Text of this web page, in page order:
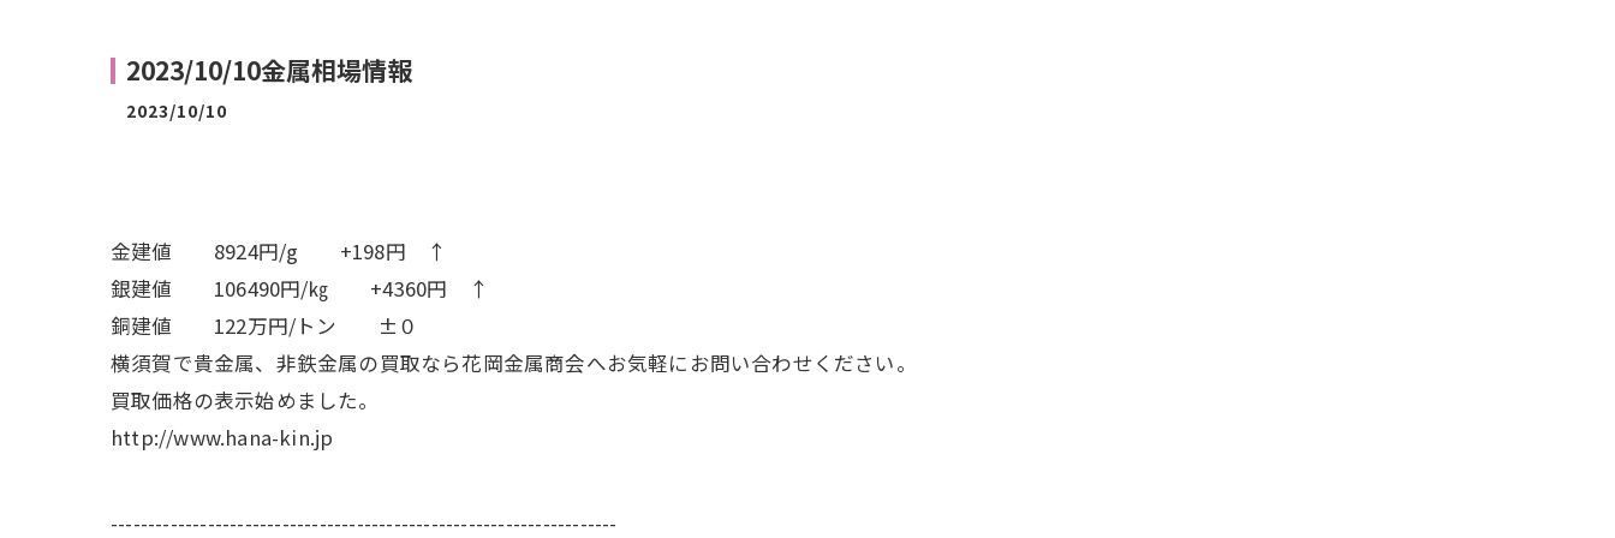
2023/10/10金属相場情報
2023/10/10
金建値 8924円/g +198円 ↑
銀建値 106490円/㎏ +4360円 ↑
銅建値 122万円/トン ±０
横須賀で貴金属、非鉄金属の買取なら花岡金属商会へお気軽にお問い合わせください。
買取価格の表示始めました。
http://www.hana-kin.jp
--------------------------------------------------------------------